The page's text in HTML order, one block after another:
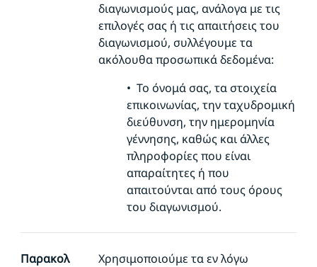
διαγωνισμούς μας, ανάλογα με τις
επιλογές σας ή τις απαιτήσεις του
διαγωνισμού, συλλέγουμε τα
ακόλουθα προσωπικά δεδομένα:
• Το όνομά σας, τα στοιχεία
επικοινωνίας, την ταχυδρομική
διεύθυνση, την ημερομηνία
γέννησης, καθώς και άλλες
πληροφορίες που είναι
απαραίτητες ή που
απαιτούνται από τους όρους
του διαγωνισμού.
Παρακολ
Χρησιμοποιούμε τα εν λόγω